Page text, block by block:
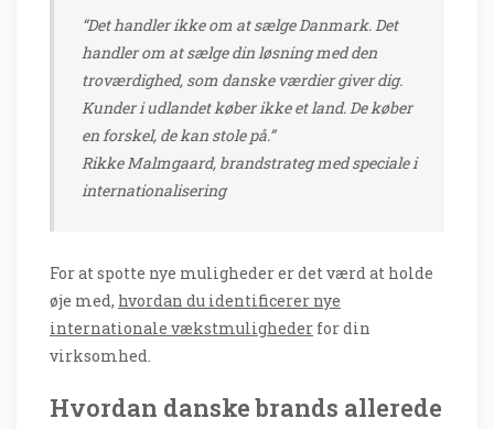
“Det handler ikke om at sælge Danmark. Det
handler om at sælge din løsning med den
troværdighed, som danske værdier giver dig.
Kunder i udlandet køber ikke et land. De køber
en forskel, de kan stole på.”
Rikke Malmgaard, brandstrateg med speciale i
internationalisering
For at spotte nye muligheder er det værd at holde
øje med, hvordan du identificerer nye
internationale vækstmuligheder for din
virksomhed.
Hvordan danske brands allerede